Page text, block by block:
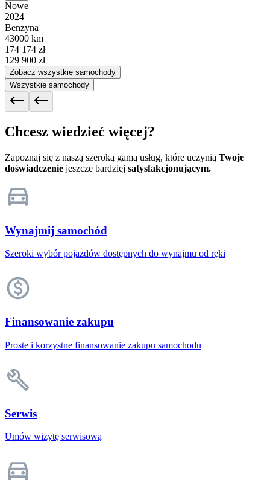
Nowe
2024
Benzyna
43000 km
174 174 zł
129 900 zł
Zobacz wszystkie samochody
Wszystkie samochody
Chcesz wiedzieć więcej?
Zapoznaj się z naszą szeroką gamą usług, które uczynią Twoje
doświadczenie jeszcze bardziej satysfakcjonującym.
Wynajmij samochód
Szeroki wybór pojazdów dostępnych do wynajmu od ręki
Finansowanie zakupu
Proste i korzystne finansowanie zakupu samochodu
Serwis
Umów wizytę serwisową